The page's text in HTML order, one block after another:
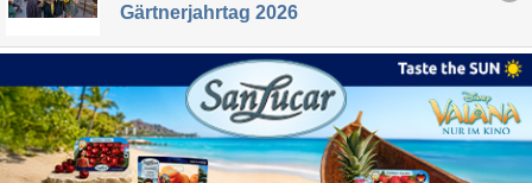
Gärtnerjahrtag 2026